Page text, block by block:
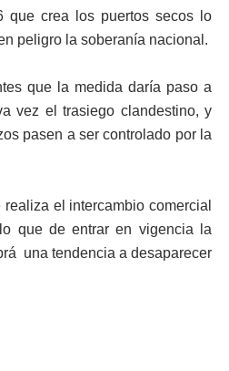
que crea los puertos secos lo
peligro la soberanía nacional.
que la medida daría paso a
vez el trasiego clandestino, y
pasen a ser controlado por la
el intercambio comercial
que de entrar en vigencia la
una tendencia a desaparecer